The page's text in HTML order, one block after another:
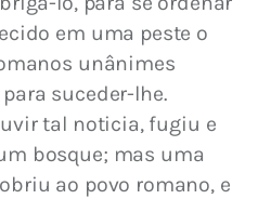
em uma peste o
unânimes
suceder-lhe.
tal noticia, fugiu e
bosque; mas uma
ao po­vo romano, e